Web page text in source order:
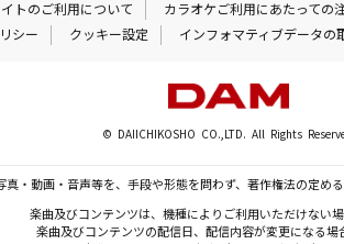
トのご利用について カラオケご利用にあたっての
シー クッキー設定 インフォマティブデータの
© DAIICHIKOSHO CO.,LTD. All Rights
真・動画・音声等を、手段や形態を問わず、著作権法の定め
楽曲及びコンテンツは、機種によりご利用いただけない場
楽曲及びコンテンツの配信日、配信内容が変更になる場